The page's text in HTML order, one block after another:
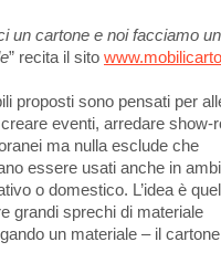
un cartone e noi facciamo un
” recita il sito
proposti sono pensati per
eventi, arredare show-
ma nulla esclude che
essere usati anche in
o domestico. L’idea è
grandi sprechi di materiale
un materiale – il